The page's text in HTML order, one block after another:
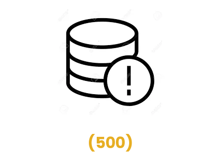
(500)